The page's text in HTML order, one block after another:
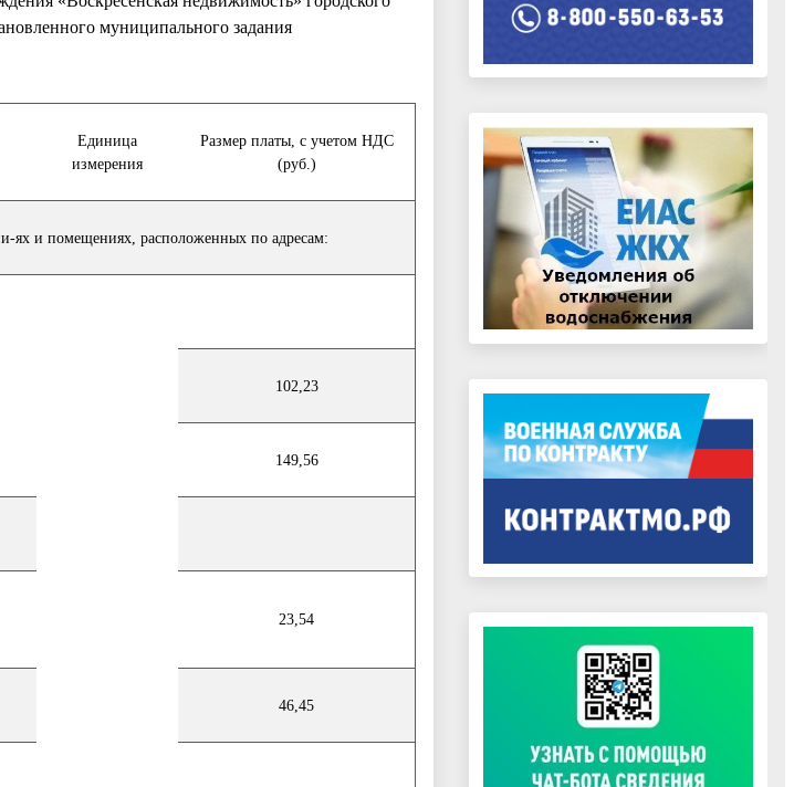
муниципального задания
Единица
измерения
Размер платы, с учетом НДС
(руб.)
ях и помещениях, расположенных по адресам:
102,23
149,56
23,54
46,45